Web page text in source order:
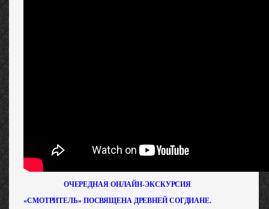
ОЧЕРЕДНАЯ ОНЛАЙН-ЭКСКУРСИЯ
«СМОТРИТЕЛЬ» ПОСВЯЩЕНА ДРЕВНЕЙ СОГДИАНЕ.